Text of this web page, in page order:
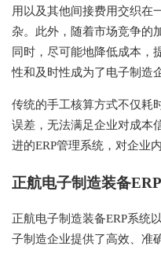
用以及其他间接费用交织在
杂。此外，随着市场竞争的
同时，尽可能地降低成本，
性和及时性成为了电子制造
传统的手工核算方式不仅耗
误差，无法满足企业对成本
进的ERP管理系统，对企业
正航电子制造装备
正航电子制造装备ERP系统
子制造企业提供了高效、准